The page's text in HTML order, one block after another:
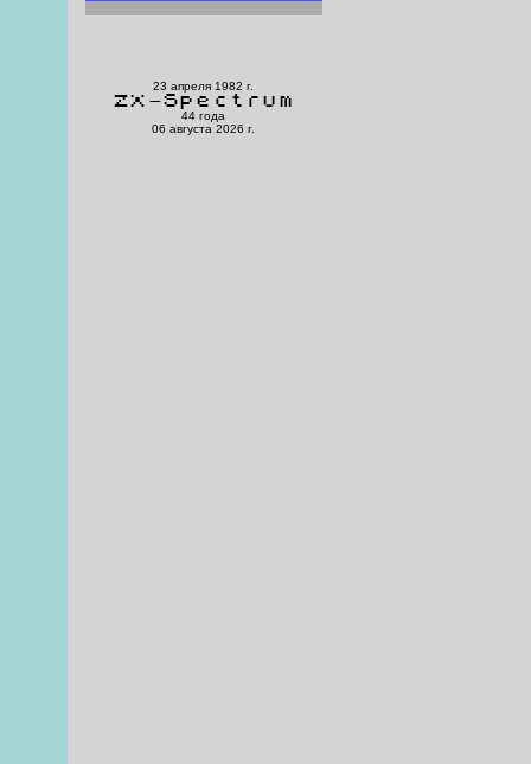
23 апреля 1982 г.
ZX-Spectrum
44 года
06 августа 2026 г.